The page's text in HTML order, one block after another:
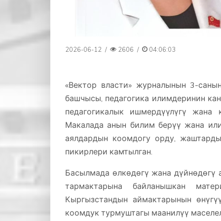
2026-06-12 / 2606 / 04:06:03
«Вектор власти» журналынын 3-
башчысы, педагогика илимдеринин
педагогикалык ишмердүүлүгү
Макалада анын билим берүү жана
аялдардын коомдогу орду,
пикирлери камтылган.
Басылмада өлкөдөгү жана дүйнөдөгү
тармактарына байланышкан
Кыргызстандын аймактарынын
коомдук турмуштагы маанилүү